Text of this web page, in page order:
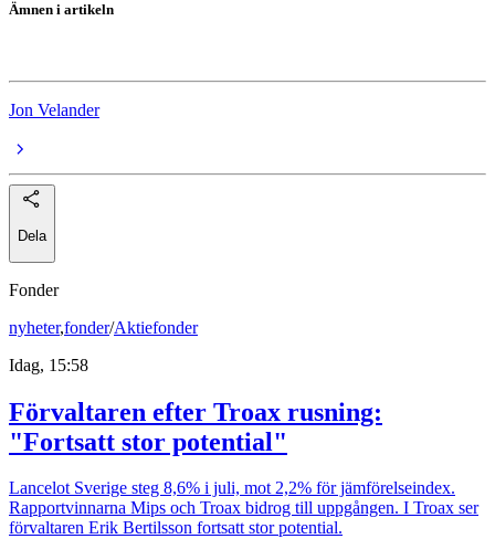
Ämnen i artikeln
Jon Velander
Dela
Fonder
nyheter,fonder/Aktiefonder
Idag, 15:58
Förvaltaren efter Troax rusning:
"Fortsatt stor potential"
Lancelot Sverige steg 8,6% i juli, mot 2,2% för jämförelseindex.
Rapportvinnarna Mips och Troax bidrog till uppgången. I Troax ser
förvaltaren Erik Bertilsson fortsatt stor potential.